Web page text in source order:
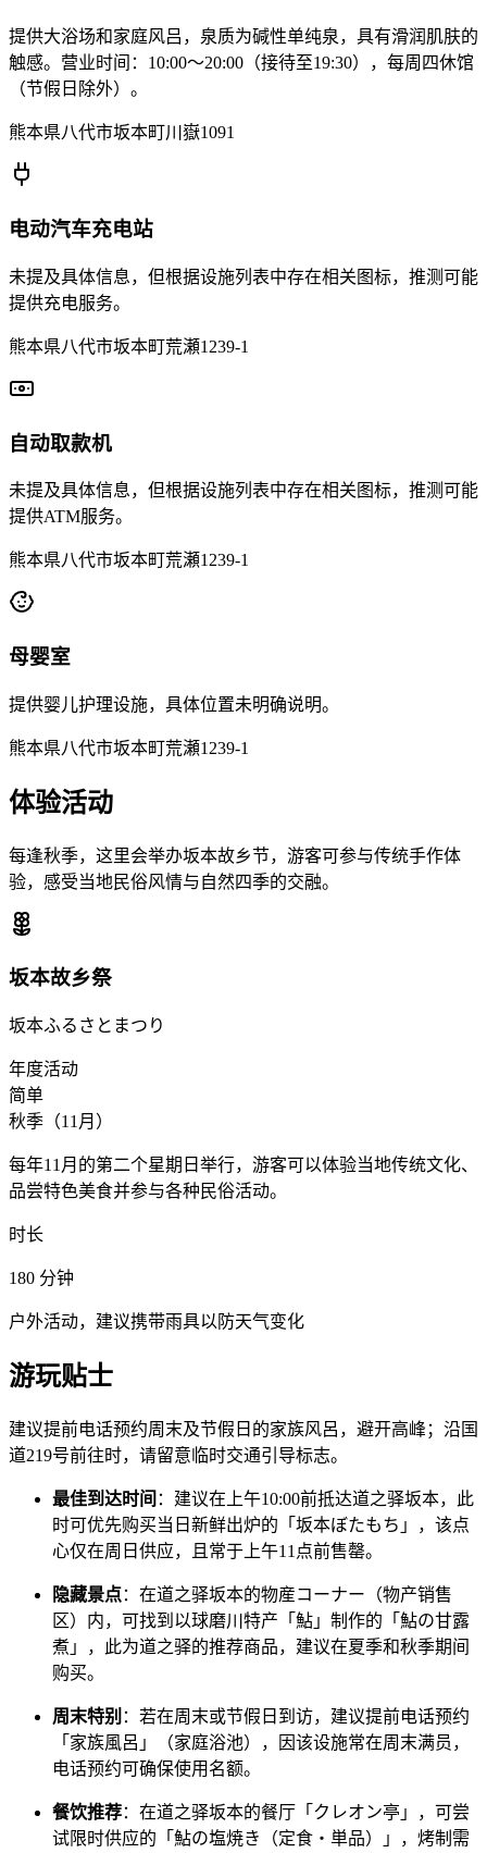
提供大浴场和家庭风吕，泉质为碱性单纯泉，具有滑润肌肤的
触感。营业时间：10:00～20:00（接待至19:30），每周四休馆
（节假日除外）。
熊本県八代市坂本町川嶽1091
电动汽车充电站
未提及具体信息，但根据设施列表中存在相关图标，推测可能
提供充电服务。
熊本県八代市坂本町荒瀬1239-1
自动取款机
未提及具体信息，但根据设施列表中存在相关图标，推测可能
提供ATM服务。
熊本県八代市坂本町荒瀬1239-1
母婴室
提供婴儿护理设施，具体位置未明确说明。
熊本県八代市坂本町荒瀬1239-1
体验活动
每逢秋季，这里会举办坂本故乡节，游客可参与传统手作体
验，感受当地民俗风情与自然四季的交融。
坂本故乡祭
坂本ふるさとまつり
年度活动
简单
秋季（11月）
每年11月的第二个星期日举行，游客可以体验当地传统文化、
品尝特色美食并参与各种民俗活动。
时长
180 分钟
户外活动，建议携带雨具以防天气变化
游玩贴士
建议提前电话预约周末及节假日的家族风呂，避开高峰；沿国
道219号前往时，请留意临时交通引导标志。
最佳到达时间 ：建议在上午10:00前抵达道之驿坂本，此
时可优先购买当日新鲜出炉的「坂本ぼたもち」，该点
心仅在周日供应，且常于上午11点前售罄。
隐藏景点：在道之驿坂本的物産コーナー（物产销售
区）内，可找到以球磨川特产「鮎」制作的「鮎の甘露
煮」，此为道之驿的推荐商品，建议在夏季和秋季期间
购买。
周末特别 ：若在周末或节假日到访，建议提前电话预约
「家族風呂」（家庭浴池），因该设施常在周末满员，
电话预约可确保使用名额。
餐饮推荐：在道之驿坂本的餐厅「クレオン亭」，可尝
试限时供应的「鮎の塩焼き（定食・単品）」，烤制需